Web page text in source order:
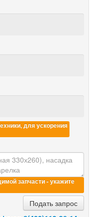
для ускорения
запчасти - укажите
Подать запрос